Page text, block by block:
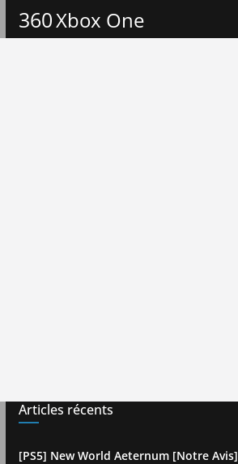
360Xbox One
Articles récents
[PS5] New World Aeternum [Notre Avis]